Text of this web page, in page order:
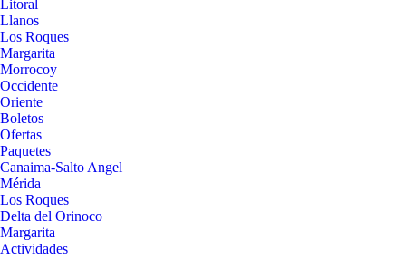
Litoral
Llanos
Los Roques
Margarita
Morrocoy
Occidente
Oriente
Boletos
Ofertas
Paquetes
Canaima-Salto Angel
Mérida
Los Roques
Delta del Orinoco
Margarita
Actividades